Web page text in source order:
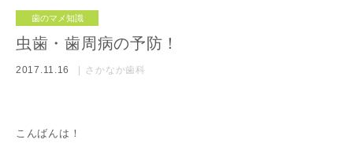
歯のマメ知識
虫歯・歯周病の予防！
2017.11.16 さかなか歯科
こんばんは！